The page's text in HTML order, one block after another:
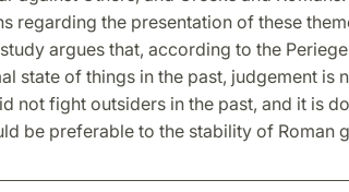
regarding the presentation of these
argues that, according to the
state of things in the past, judgement is
not fight outsiders in the past, and it is
be preferable to the stability of Roman